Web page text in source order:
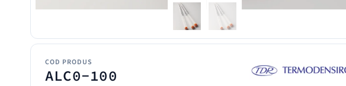
COD PRODUS
ALC0-100